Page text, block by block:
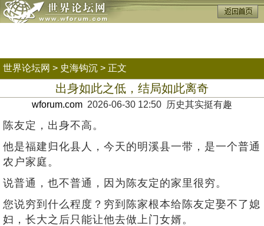
世界论坛网 > 史海钩沉 > 正文
出身如此之低，结局如此离奇
wforum.com 2026-06-30 12:50 历史其实挺有趣
陈友定，出身不高。
他是福建归化县人，今天的明溪县一带，是一个普通
农户家庭。
说普通，也不普通，因为陈友定的家里很穷。
您说穷到什么程度？穷到陈家根本给陈友定娶不了媳
妇，长大之后只能让他去做上门女婿。